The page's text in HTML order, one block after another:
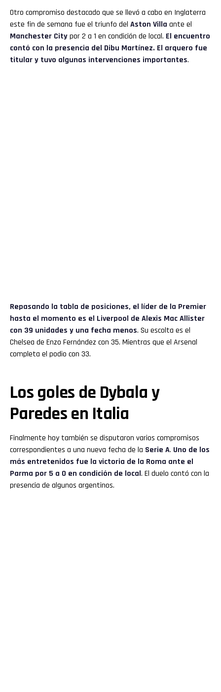
Otro compromiso destacado que se llevó a cabo en Inglaterra
este fin de semana fue el triunfo del Aston Villa ante el
Manchester Citypor 2 a 1 en condición de local. El encuentro
contó con la presencia del Dibu Martínez. El arquero fue
titular y tuvo algunas intervenciones importantes.
Repasando la tabla de posiciones, el líder de la Premier
hasta el momento es el Liverpool de Alexis Mac Allister
con 39 unidades y una fecha menos. Su escolta es el
Chelsea de Enzo Fernández con 35. Mientras que el Arsenal
completa el podio con 33.
Los goles de Dybala y
Paredes en Italia
Finalmente hoy también se disputaron varios compromisos
correspondientes a una nueva fecha de la Serie A. Uno de los
más entretenidos fue la victoria de la Roma ante el
Parma por 5 a 0 en condición de local. El duelo contó con la
presencia de algunos argentinos.